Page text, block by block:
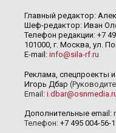
Главный редактор:
Шеф-редактор: Иван
Телефон редакции: +7
101000, г. Москва, ул.
E-mail: info@sila-rf.ru
Реклама, спецпроекты
Игорь Дбар
Email:
Дополнительные email:
Телефон: +7 495 004-56-